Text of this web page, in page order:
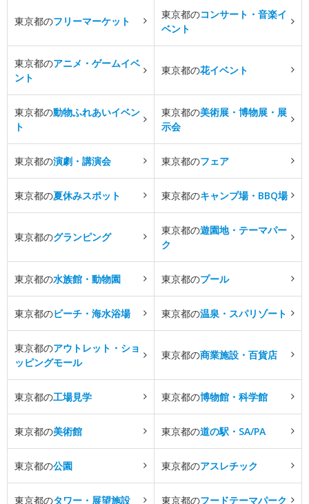
東京都のフリーマーケット
東京都のコンサート・音楽イ
ベント
東京都のアニメ・ゲームイベ
ント
東京都の花イベント
東京都の動物ふれあいイベン
ト
東京都の美術展・博物展・展
示会
東京都の演劇・講演会 東京都のフェア
東京都の夏休みスポット 東京都のキャンプ場・BBQ場
東京都のグランピング
東京都の遊園地・テーマパー
ク
東京都の水族館・動物園 東京都のプール
東京都のビーチ・海水浴場 東京都の温泉・スパリゾート
東京都のアウトレット・ショ
ッピングモール
東京都の商業施設・百貨店
東京都の工場見学 東京都の博物館・科学館
東京都の美術館 東京都の道の駅・SA/PA
東京都の公園 東京都のアスレチック
東京都のタワー・展望施設 東京都のフードテーマパーク